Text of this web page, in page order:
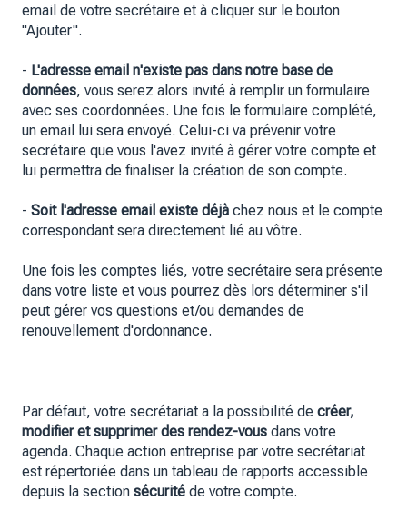
email de votre secrétaire et à cliquer sur le bouton
"Ajouter".
- L'adresse email n'existe pas dans notre base de
données, vous serez alors invité à remplir un formulaire
avec ses coordonnées. Une fois le formulaire complété,
un email lui sera envoyé. Celui-ci va prévenir votre
secrétaire que vous l'avez invité à gérer votre compte et
lui permettra de finaliser la création de son compte.
- Soit l'adresse email existe déjà chez nous et le compte
correspondant sera directement lié au vôtre.
Une fois les comptes liés, votre secrétaire sera présente
dans votre liste et vous pourrez dès lors déterminer s'il
peut gérer vos questions et/ou demandes de
renouvellement d'ordonnance.
Par défaut, votre secrétariat a la possibilité de créer,
modifier et supprimer des rendez-vous dans votre
agenda. Chaque action entreprise par votre secrétariat
est répertoriée dans un tableau de rapports accessible
depuis la section sécurité de votre compte.